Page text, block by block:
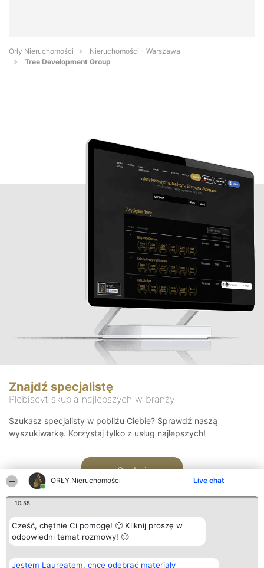
ORŁY Nieruchomości Live chat
10:55
Cześć, chętnie Ci pomogę! 🙂 Kliknij proszę w
odpowiedni temat rozmowy! 🙂
Jestem Laureatem, chcę odebrać materiały
Orły Nieruchomości
Nieruchomości - Warszawa
Tree Development Group
Znajdź specjalistę
Plebiscyt skupia najlepszych w branży
Szukasz specjalisty w pobliżu Ciebie? Sprawdź naszą
wyszukiwarkę. Korzystaj tylko z usług najlepszych!
Szukaj
Organizator plebiscytu
Bright Side Solutions sp. z o.
Plebiscyt
Laureaci
Kontakt
Kontakt